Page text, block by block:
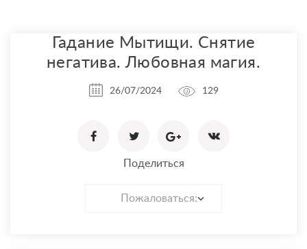
Гадание Мытищи. Снятие
негатива. Любовная магия.
26/07/2024 129
Поделиться
Пожаловаться: